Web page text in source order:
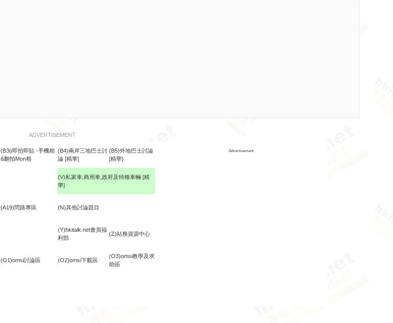
ADVERTISEMENT
(B3i)即拍即貼 -手機相
&翻拍Mon相
(B4)兩岸三地巴士討
論 [精華]
(B5)外地巴士討論
[精華]
Advertisement
(V)私家車,商用車,政府及特種車輛 [精
華]
(A19)問路專區 (N)其他討論題目
(Y)hkitalk.net會員福
利部
(Z)站務資源中心
(O1)omsi討論區 (O2)omsi下載區
(O3)omsi教學及求
助區